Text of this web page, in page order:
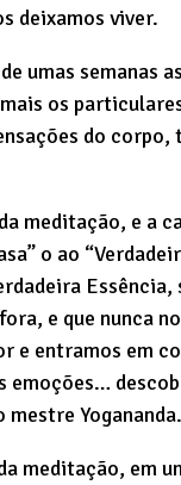
deixamos viver.
umas semanas
os
do corpo,
meditação, e a
o ao
e que nunca
entramos em
Yogananda.
meditação, em